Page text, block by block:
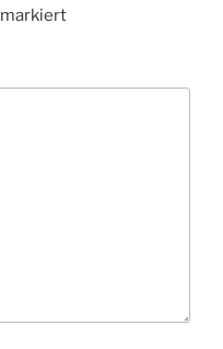
markiert